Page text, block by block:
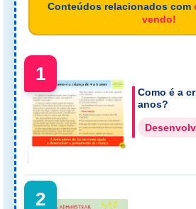
Conteúdos relacionados com
vendo!
1
Como é a
anos?
2